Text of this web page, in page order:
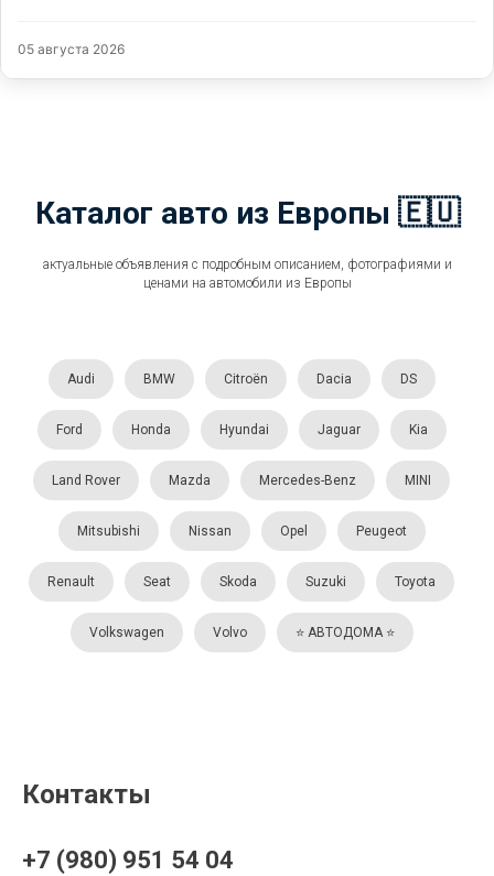
05 августа 2026
Каталог авто из Европы 🇪🇺
актуальные объявления с подробным описанием, фотографиями и
ценами на автомобили из Европы
Audi BMW Citroën Dacia DS
Ford Honda Hyundai Jaguar Kia
Land Rover Mazda Mercedes-Benz MINI
Mitsubishi Nissan Opel Peugeot
Renault Seat Skoda Suzuki Toyota
Volkswagen Volvo ⭐️ АВТОДОМА ⭐️
Контакты
+7 (980) 951 54 04